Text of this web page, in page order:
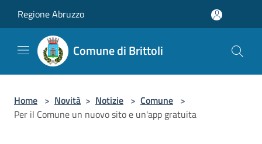
Regione Abruzzo
Comune di Brittoli
Home > Novità > Notizie > Comune >
Per il Comune un nuovo sito e un'app gratuita